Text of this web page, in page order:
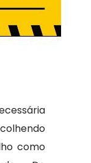
como